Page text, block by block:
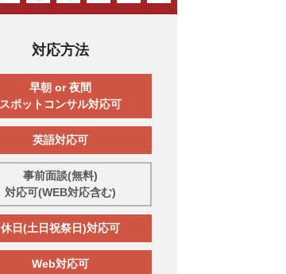
対応方法
早朝 or 夜間
スポットコンサル対応可
英語対応可
事前面談(無料)
対応可(WEB対応含む)
休日(土日祝祭日)対応可
Web対応可